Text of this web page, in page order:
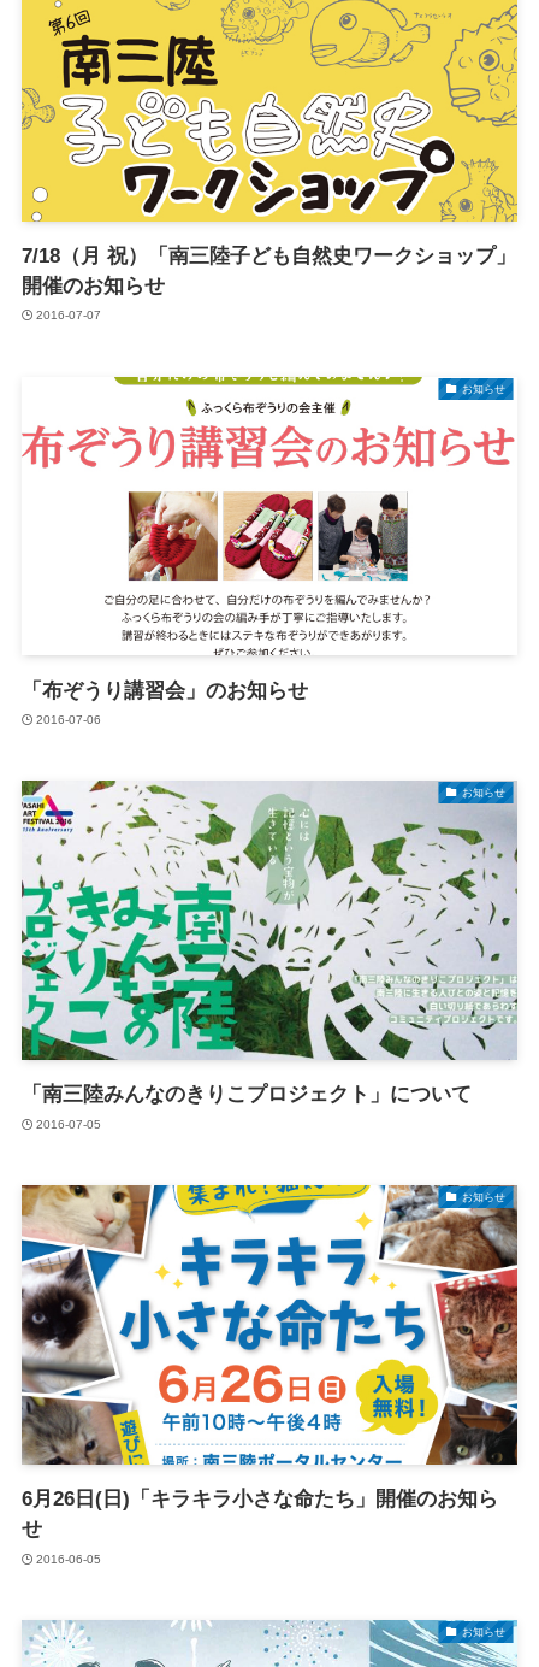
7/18（月 祝）「南三陸子ども自然史ワークショップ」
開催のお知らせ
2016-07-07
お知らせ
「布ぞうり講習会」のお知らせ
2016-07-06
お知らせ
「南三陸みんなのきりこプロジェクト」について
2016-07-05
お知らせ
6月26日(日)「キラキラ小さな命たち」開催のお知ら
せ
2016-06-05
お知らせ